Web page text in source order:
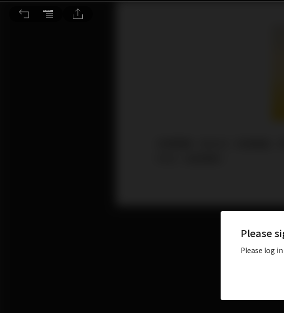
京東的百億互滅補貼
Please
Please log